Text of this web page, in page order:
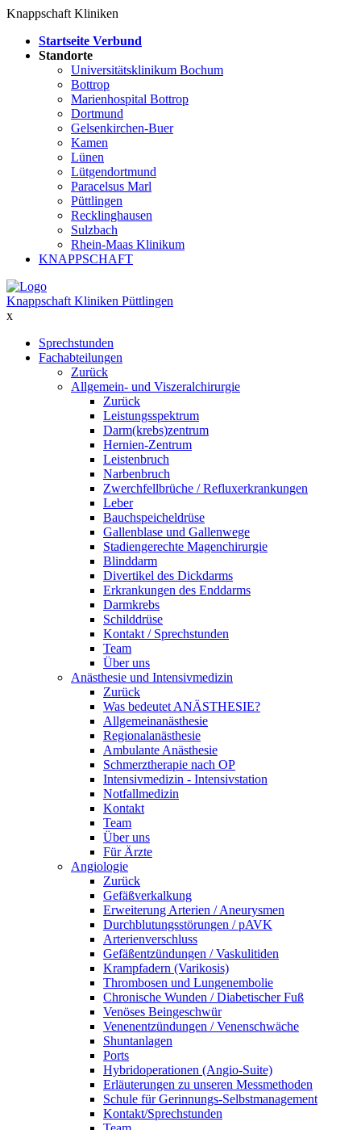
Knappschaft Kliniken
Startseite Verbund
Standorte
Universitätsklinikum Bochum
Bottrop
Marienhospital Bottrop
Dortmund
Gelsenkirchen-Buer
Kamen
Lünen
Lütgendortmund
Paracelsus Marl
Püttlingen
Recklinghausen
Sulzbach
Rhein-Maas Klinikum
KNAPPSCHAFT
Knappschaft Kliniken Püttlingen
x
Sprechstunden
Fachabteilungen
Zurück
Allgemein- und Viszeralchirurgie
Zurück
Leistungsspektrum
Darm(krebs)zentrum
Hernien-Zentrum
Leistenbruch
Narbenbruch
Zwerchfellbrüche / Refluxerkrankungen
Leber
Bauchspeicheldrüse
Gallenblase und Gallenwege
Stadiengerechte Magenchirurgie
Blinddarm
Divertikel des Dickdarms
Erkrankungen des Enddarms
Darmkrebs
Schilddrüse
Kontakt / Sprechstunden
Team
Über uns
Anästhesie und Intensivmedizin
Zurück
Was bedeutet ANÄSTHESIE?
Allgemeinanästhesie
Regionalanästhesie
Ambulante Anästhesie
Schmerztherapie nach OP
Intensivmedizin - Intensivstation
Notfallmedizin
Kontakt
Team
Über uns
Für Ärzte
Angiologie
Zurück
Gefäßverkalkung
Erweiterung Arterien / Aneurysmen
Durchblutungsstörungen / pAVK
Arterienverschluss
Gefäßentzündungen / Vaskulitiden
Krampfadern (Varikosis)
Thrombosen und Lungenembolie
Chronische Wunden / Diabetischer Fuß
Venöses Beingeschwür
Venenentzündungen / Venenschwäche
Shuntanlagen
Ports
Hybridoperationen (Angio-Suite)
Erläuterungen zu unseren Messmethoden
Schule für Gerinnungs-Selbstmanagement
Kontakt/Sprechstunden